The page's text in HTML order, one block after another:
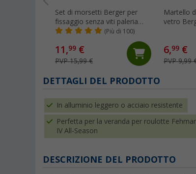
Set di morsetti Berger per
fissaggio senza viti paleria
veranda 3 pezzi (Più di 100)
11,99 €
PVP 15,99 €
Martello
vetro
6,99 €
PVP 9,99
DETTAGLI DEL PRODOTTO
In alluminio leggero o acciaio resistente
Perfetta per la veranda per roulotte
IV All-Season
DESCRIZIONE DEL PRODOTTO